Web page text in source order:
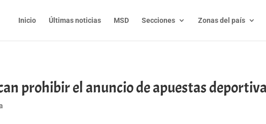
Inicio Últimas noticias MSD Secciones Zonas del país
prohibir el anuncio de apuestas